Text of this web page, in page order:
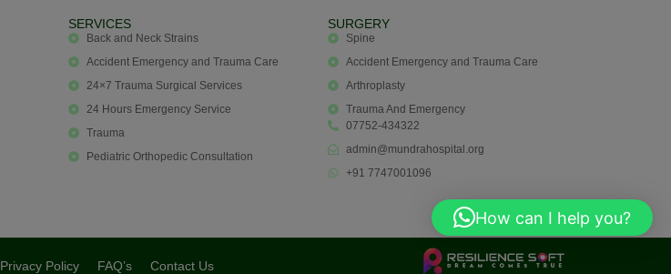
SERVICES
Back and Neck Strains
Accident Emergency and Trauma Care
24×7 Trauma Surgical Services
24 Hours Emergency Service
Trauma
Pediatric Orthopedic Consultation
SURGERY
Spine
Accident Emergency and Trauma Care
Arthroplasty
Trauma And Emergency
07752-434322
admin@mundrahospital.org
+91 7747001096
Privacy Policy FAQ’s Contact Us
How can I help you?